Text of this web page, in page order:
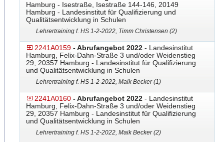
Hamburg - Isestraße, Isestraße 144-146, 20149
Hamburg - Landesinstitut für Qualifizierung und
Qualitätsentwicklung in Schulen
Lehrertraining f. HS 1-2-2022, Timm Christensen (2)
2241A0159 - Abrufangebot 2022 - Landesinstitut
Hamburg, Felix-Dahn-Straße 3 und/oder Weidenstieg
29, 20357 Hamburg - Landesinstitut für Qualifizierung
und Qualitätsentwicklung in Schulen
Lehrertraining f. HS 1-2-2022, Maik Becker (1)
2241A0160 - Abrufangebot 2022 - Landesinstitut
Hamburg, Felix-Dahn-Straße 3 und/oder Weidenstieg
29, 20357 Hamburg - Landesinstitut für Qualifizierung
und Qualitätsentwicklung in Schulen
Lehrertraining f. HS 1-2-2022, Maik Becker (2)